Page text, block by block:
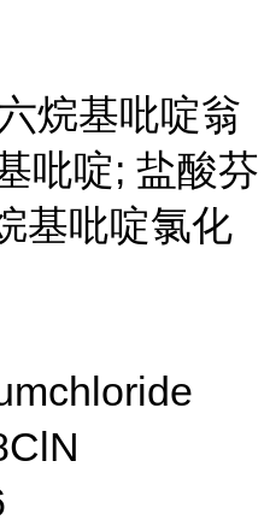
烷基吡啶翁
吡啶; 盐酸芬
基吡啶氯化